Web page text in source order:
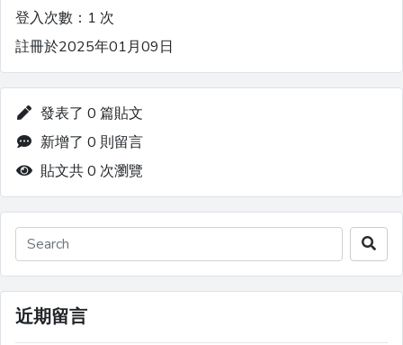
登入次數：1 次
註冊於2025年01月09日
發表了 0 篇貼文
新增了 0 則留言
貼文共 0 次瀏覽
近期留言